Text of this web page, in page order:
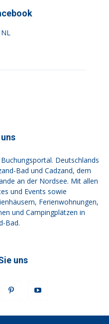
Deutschlands
Bad und Cadzand, dem
an der Nordsee. Mit allen
und Events sowie
Ferienwohnungen,
und Campingplätzen in
Bad.
uns